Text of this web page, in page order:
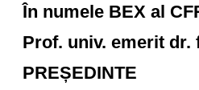
În numele BEX al
Prof. univ. emerit
PREȘEDINTE